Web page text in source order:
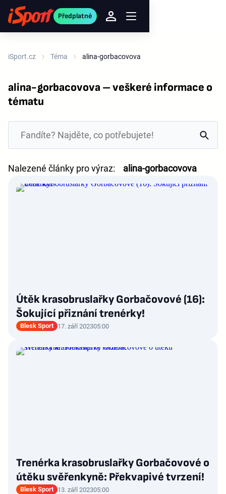
Předplatné
iSport.cz Téma alina-gorbacovova
alina-gorbacovova – veškeré informace o
tématu
Nalezené články pro výraz: alina-gorbacovova
Útěk krasobruslařky Gorbačovové (16):
Šokující přiznání trenérky!
Blesk Sport 17. září 202305:00
Trenérka krasobruslařky Gorbačovové o
útěku svěřenkyně: Překvapivé tvrzení!
Blesk Sport 13. září 202305:00